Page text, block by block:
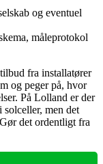
og eventuel
måleprotokol
fra installatører
og peger på, hvor
På Lolland er der
men det
det ordentligt fra